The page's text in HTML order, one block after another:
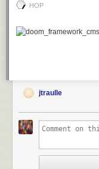
HOP
jtraulle